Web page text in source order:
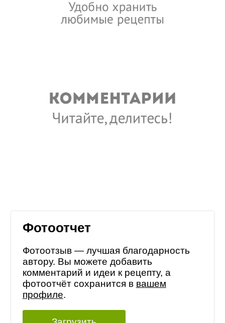
Фотоотчет
Фотоотзыв — лучшая благодарность
автору. Вы можете добавить
комментарий и идеи к рецепту, а
фотоотчёт сохранится в вашем
профиле.